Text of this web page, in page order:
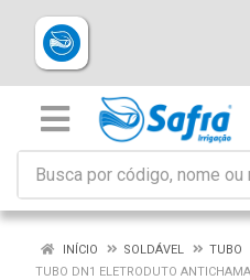
INÍCIO SOLDÁVEL
TUBO
TUBO DN1 ELETRODUTO